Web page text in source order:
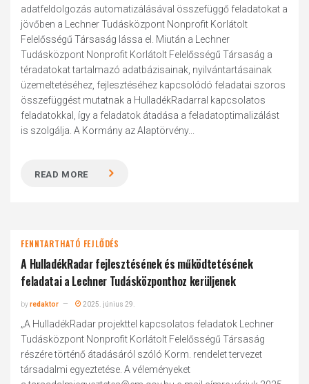
adatfeldolgozás automatizálásával összefüggő feladatokat a
jövőben a Lechner Tudásközpont Nonprofit Korlátolt
Felelősségű Társaság lássa el. Miután a Lechner
Tudásközpont Nonprofit Korlátolt Felelősségű Társaság a
téradatokat tartalmazó adatbázisainak, nyilvántartásainak
üzemeltetéséhez, fejlesztéséhez kapcsolódó feladatai szoros
összefüggést mutatnak a HulladékRadarral kapcsolatos
feladatokkal, így a feladatok átadása a feladatoptimalizálást
is szolgálja. A Kormány az Alaptörvény...
READ MORE
FENNTARTHATÓ FEJLŐDÉS
A HulladékRadar fejlesztésének és működtetésének
feladatai a Lechner Tudásközponthoz kerüljenek
byredaktor 2025. június 29.
„A HulladékRadar projekttel kapcsolatos feladatok Lechner
Tudásközpont Nonprofit Korlátolt Felelősségű Társaság
részére történő átadásáról szóló Korm. rendelet tervezet
társadalmi egyeztetése. A véleményeket